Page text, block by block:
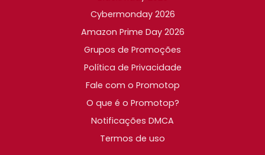
Cybermonday 2026
Amazon Prime Day 2026
Grupos de Promoções
Política de Privacidade
Fale com o Promotop
O que é o Promotop?
Notificações DMCA
Termos de uso